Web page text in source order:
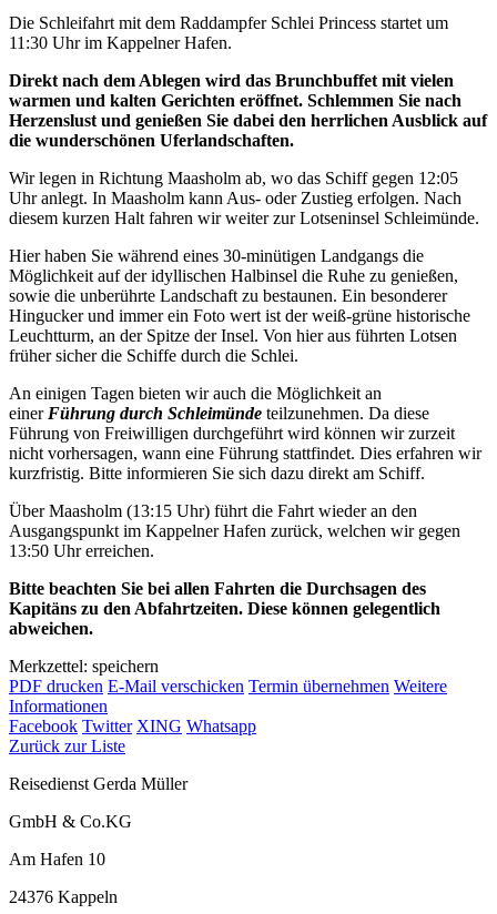
Die Schleifahrt mit dem Raddampfer Schlei Princess startet um
11:30 Uhr im Kappelner Hafen.
Direkt nach dem Ablegen wird das Brunchbuffet mit vielen
warmen und kalten Gerichten eröffnet. Schlemmen Sie nach
Herzenslust und genießen Sie dabei den herrlichen Ausblick auf
die wunderschönen Uferlandschaften.
Wir legen in Richtung Maasholm ab, wo das Schiff gegen 12:05
Uhr anlegt. In Maasholm kann Aus- oder Zustieg erfolgen. Nach
diesem kurzen Halt fahren wir weiter zur Lotseninsel Schleimünde.
Hier haben Sie während eines 30-minütigen Landgangs die
Möglichkeit auf der idyllischen Halbinsel die Ruhe zu genießen,
sowie die unberührte Landschaft zu bestaunen. Ein besonderer
Hingucker und immer ein Foto wert ist der weiß-grüne historische
Leuchtturm, an der Spitze der Insel. Von hier aus führten Lotsen
früher sicher die Schiffe durch die Schlei.
An einigen Tagen bieten wir auch die Möglichkeit an
einer Führung durch Schleimünde teilzunehmen. Da diese
Führung von Freiwilligen durchgeführt wird können wir zurzeit
nicht vorhersagen, wann eine Führung stattfindet. Dies erfahren wir
kurzfristig. Bitte informieren Sie sich dazu direkt am Schiff.
Über Maasholm (13:15 Uhr) führt die Fahrt wieder an den
Ausgangspunkt im Kappelner Hafen zurück, welchen wir gegen
13:50 Uhr erreichen.
Bitte beachten Sie bei allen Fahrten die Durchsagen des
Kapitäns zu den Abfahrtzeiten. Diese können gelegentlich
abweichen.
Merkzettel: speichern
PDF drucken E-Mail verschicken Termin übernehmen Weitere
Informationen
Facebook Twitter XING Whatsapp
Zurück zur Liste
Reisedienst Gerda Müller
GmbH & Co.KG
Am Hafen 10
24376 Kappeln